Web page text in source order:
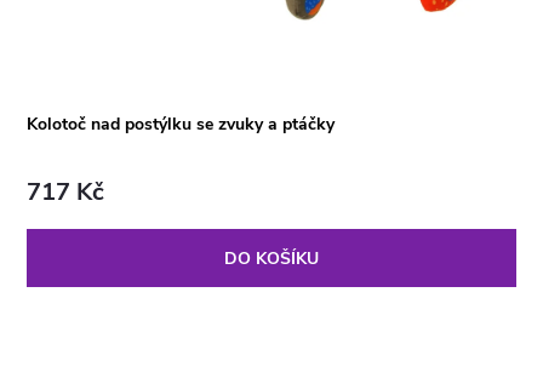
Kolotoč nad postýlku se zvuky a ptáčky
717 Kč
DO KOŠÍKU